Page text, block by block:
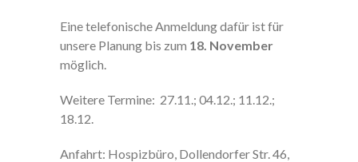
Eine telefonische Anmeldung dafür ist für
unsere Planung bis zum 18. November
möglich.
Weitere Termine: 27.11.; 04.12.; 11.12.;
18.12.
Anfahrt: Hospizbüro, Dollendorfer Str. 46,